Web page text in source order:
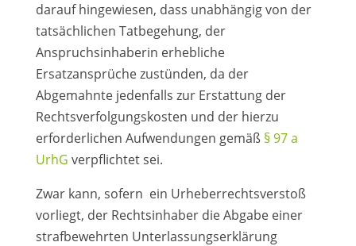
darauf hingewiesen, dass unabhängig von der
tatsächlichen Tatbegehung, der
Anspruchsinhaberin erhebliche
Ersatzansprüche zustünden, da der
Abgemahnte jedenfalls zur Erstattung der
Rechtsverfolgungskosten und der hierzu
erforderlichen Aufwendungen gemäß § 97 a
UrhG verpflichtet sei.
Zwar kann, sofern ein Urheberrechtsverstoß
vorliegt, der Rechtsinhaber die Abgabe einer
strafbewehrten Unterlassungserklärung